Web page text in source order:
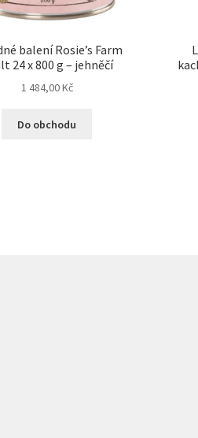
balení Rosie’s Farm
24 x 800 g – jehněčí
1 484,00Kč
Do obchodu